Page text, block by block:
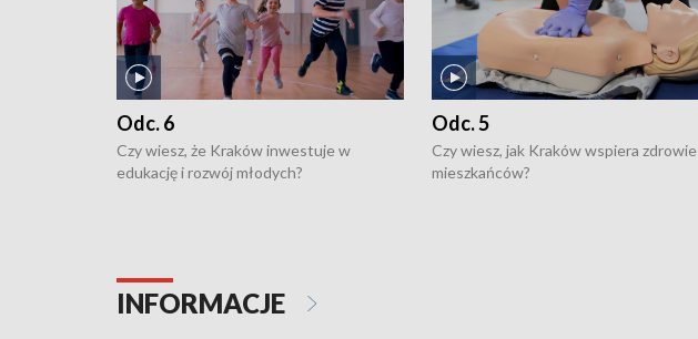
Odc. 6
Czy wiesz, że Kraków inwestuje w
edukację i rozwój młodych?
Odc. 5
Czy wiesz, jak Kraków wspiera zdrowie
mieszkańców?
INFORMACJE